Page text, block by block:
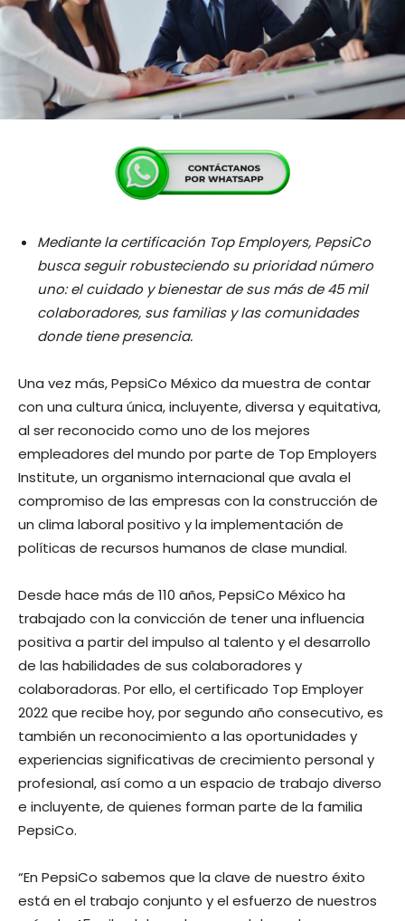
Mediante la certificación Top Employers, PepsiCo
busca seguir robusteciendo su prioridad número
uno: el cuidado y bienestar de sus más de 45 mil
colaboradores, sus familias y las comunidades
donde tiene presencia.
Una vez más, PepsiCo México da muestra de contar
con una cultura única, incluyente, diversa y equitativa,
al ser reconocido como uno de los mejores
empleadores del mundo por parte de Top Employers
Institute, un organismo internacional que avala el
compromiso de las empresas con la construcción de
un clima laboral positivo y la implementación de
políticas de recursos humanos de clase mundial.
Desde hace más de 110 años, PepsiCo México ha
trabajado con la convicción de tener una influencia
positiva a partir del impulso al talento y el desarrollo
de las habilidades de sus colaboradores y
colaboradoras. Por ello, el certificado Top Employer
2022 que recibe hoy, por segundo año consecutivo, es
también un reconocimiento a las oportunidades y
experiencias significativas de crecimiento personal y
profesional, así como a un espacio de trabajo diverso
e incluyente, de quienes forman parte de la familia
PepsiCo.
“En PepsiCo sabemos que la clave de nuestro éxito
está en el trabajo conjunto y el esfuerzo de nuestros